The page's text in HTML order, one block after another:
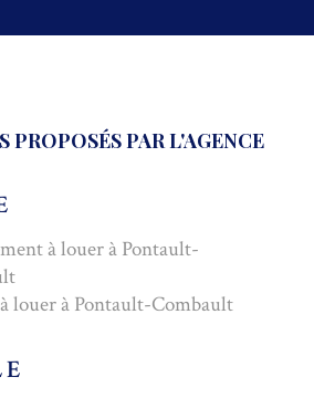
PROPOSÉS PAR L'AGENCE
à louer à Pontault-
louer à Pontault-Combault